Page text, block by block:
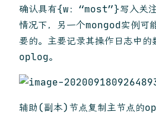
确认具有{w：“most”}写入关
情况下，另一个mongod实例可
要的。主要记录其操作日志中的
oplog。
辅助(副本)节点复制主节点的